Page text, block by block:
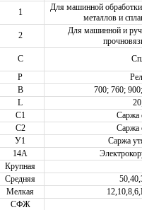
1
Для машинной обработки
металлов и
2
Для машинной и
С
Р
B
700; 760;
L
C1
Саржа
C2
Саржа
У1
Саржа
14А
Крупная
Средняя
Мелкая
СФЖ